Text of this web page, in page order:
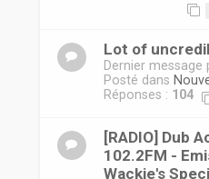
Lot of
Dernier message
Posté dans
Réponses : 104
[RADIO] Dub
102.2FM -
Wackie's